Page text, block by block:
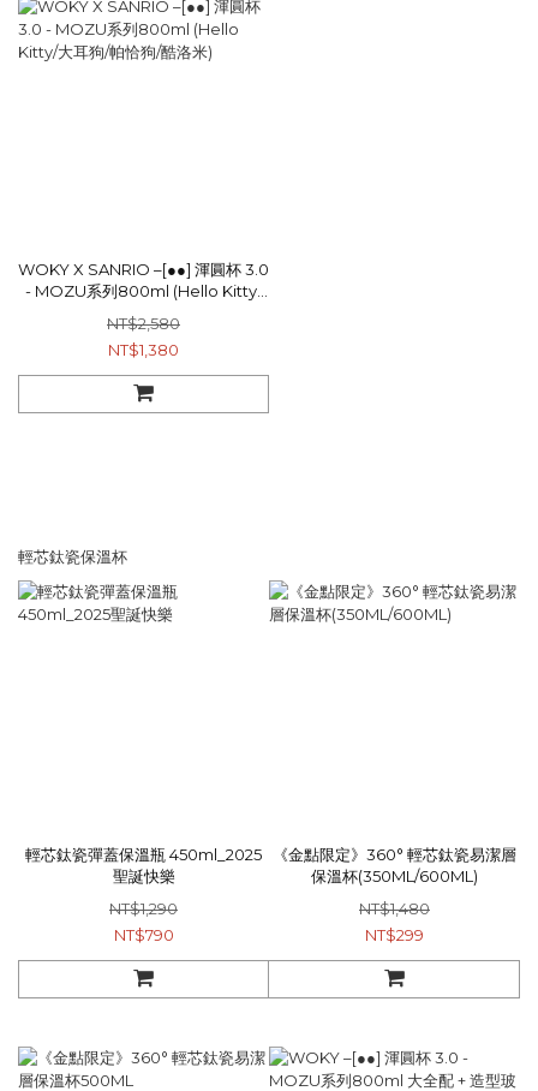
WOKY X SANRIO –[●●] 渾圓杯 3.0
- MOZU系列800ml (Hello Kitty/
大耳狗/帕恰狗/酷洛米)
NT$2,580
NT$1,380
輕芯鈦瓷保溫杯
輕芯鈦瓷彈蓋保溫瓶 450ml_2025
聖誕快樂
NT$1,290
NT$790
《金點限定》360° 輕芯鈦瓷易潔層
保溫杯(350ML/600ML)
NT$1,480
NT$299